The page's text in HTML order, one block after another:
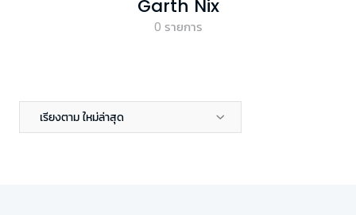
Garth Nix
0 รายการ
เรียงตาม ใหม่ล่าสุด